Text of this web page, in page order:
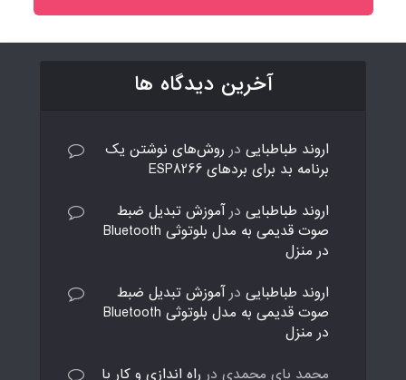
آخرین دیدگاه ها
اروند طباطبایی در روش‌های نوشتن یک
برنامه بد برای بردهای ESP8266
اروند طباطبایی درآموزش تبدیل ضبط
صوت قدیمی به مدل بلوتوثی Bluetooth
در منزل
اروند طباطبایی درآموزش تبدیل ضبط
صوت قدیمی به مدل بلوتوثی Bluetooth
در منزل
محمد بای محمدی در راه اندازی و کار با